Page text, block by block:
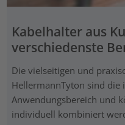
Kabelhalter aus
verschiedenste
Die vielseitigen und
HellermannTyton sind die
Anwendungsbereich und
individuell kombiniert